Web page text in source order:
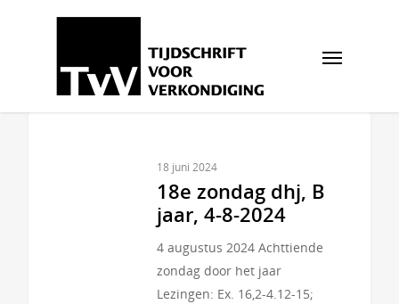
18 juni 2024
18e zondag dhj, B
jaar, 4-8-2024
4 augustus 2024 Achttiende
zondag door het jaar
Lezingen: Ex. 16,2-4.12-15;